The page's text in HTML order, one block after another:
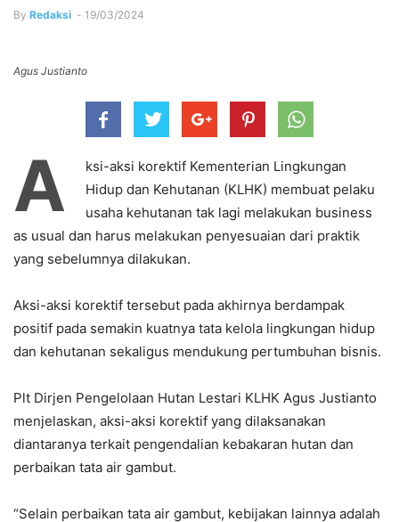
By Redaksi - 19/03/2024
Agus Justianto
A
ksi-aksi korektif Kementerian Lingkungan
Hidup dan Kehutanan (KLHK) membuat pelaku
usaha kehutanan tak lagi melakukan business
as usual dan harus melakukan penyesuaian dari praktik
yang sebelumnya dilakukan.
Aksi-aksi korektif tersebut pada akhirnya berdampak
positif pada semakin kuatnya tata kelola lingkungan hidup
dan kehutanan sekaligus mendukung pertumbuhan bisnis.
Plt Dirjen Pengelolaan Hutan Lestari KLHK Agus Justianto
menjelaskan, aksi-aksi korektif yang dilaksanakan
diantaranya terkait pengendalian kebakaran hutan dan
perbaikan tata air gambut.
“Selain perbaikan tata air gambut, kebijakan lainnya adalah